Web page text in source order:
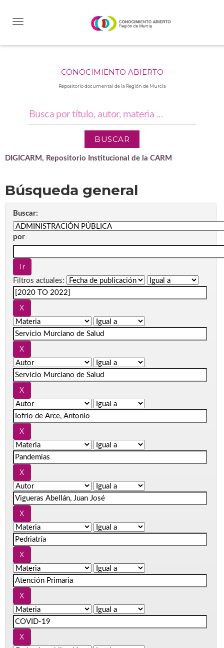
CONOCIMIENTO ABIERTO
Repositorio documental de la Región de Murcia
DIGICARM, Repositorio Institucional de la CARM
Búsqueda general
Buscar:
por
Filtros actuales: